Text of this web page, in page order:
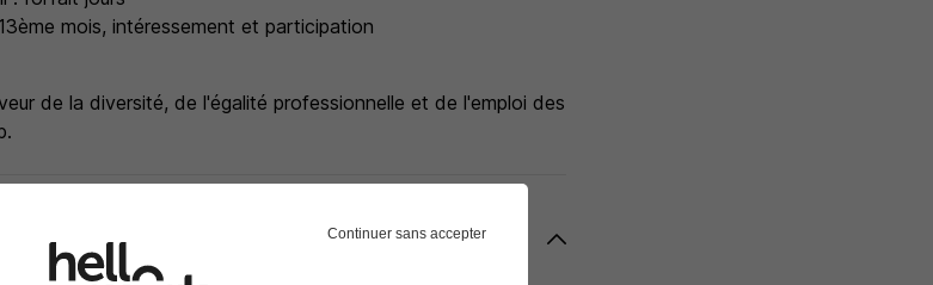
mois, intéressement et participation
de la diversité, de l'égalité professionnelle et de l'emploi des
Continuer sans accepter